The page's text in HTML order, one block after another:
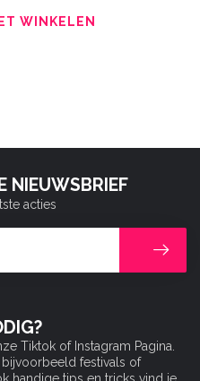
WINKELEN
Tiktok of Instagram Pagina.
festivals of
NIEUWSBRIEF
acties